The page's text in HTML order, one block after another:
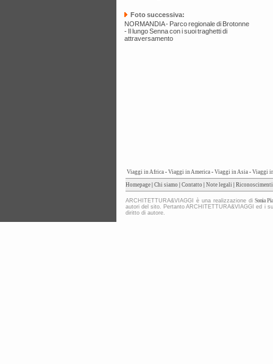
Foto successiva:
NORMANDIA - Parco regionale di Brotonne
- Il lungo Senna con i suoi traghetti di
attraversamento
Viaggi in Africa - Viaggi in America - Viaggi in Asia - Viaggi
Homepage Chi siamo Contatto Note legali Riconoscimenti
ARCHITETTURA&VIAGGI è una realizzazione diSonia
autori del sito. Pertanto ARCHITETTURA&VIAGGI ed i
diritto di autore.